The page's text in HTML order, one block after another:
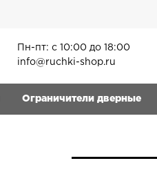
Пн-пт: с 10:00 до 18:00
info@ruchki-shop.ru
Ограничители дверные